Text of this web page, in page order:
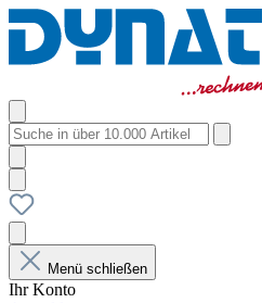
Menü schließen
Ihr Konto